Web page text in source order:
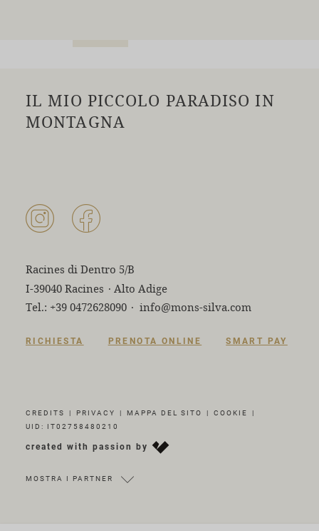
IL MIO PICCOLO PARADISO IN
MONTAGNA
Racines di Dentro 5/B
I-39040 Racines · Alto Adige
Tel.: +39 0472628090 · info@mons-silva.com
RICHIESTA PRENOTA ONLINE SMART PAY
CREDITS | PRIVACY | MAPPA DEL SITO | COOKIE
|
UID: IT02758480210
created with passion by
MOSTRA I PARTNER